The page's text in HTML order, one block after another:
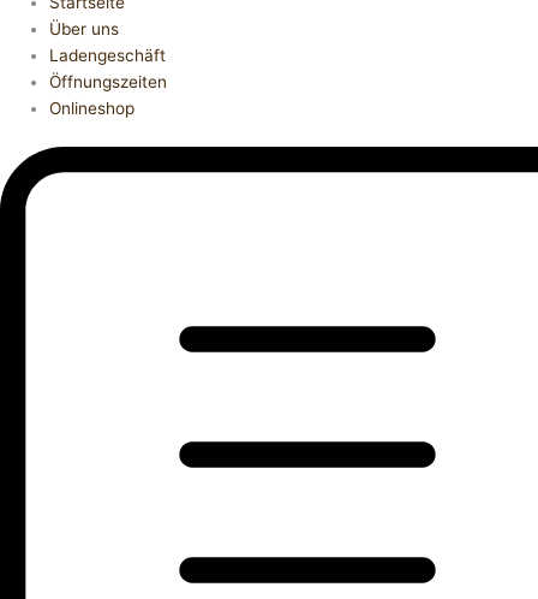
Über uns
Ladengeschäft
Öffnungszeiten
Onlineshop